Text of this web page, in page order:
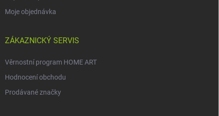
Moje objednávka
ZÁKAZNICKÝ SERVIS
Věrnostní program HOME ART
Hodnocení obchodu
Prodávané značky